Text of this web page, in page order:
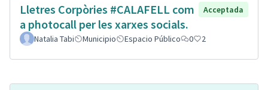
Lletres Corpòries #CALAFELL com
a photocall per les xarxes socials.
Acceptada
Natalia Tabi Municipio Espacio Público 0 2